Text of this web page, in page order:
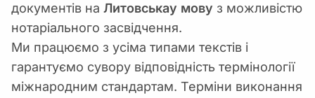
документів на Литовськау мову з можливістю
нотаріального засвідчення.
Ми працюємо з усіма типами текстів і
гарантуємо сувору відповідність термінології
міжнародним стандартам. Терміни виконання